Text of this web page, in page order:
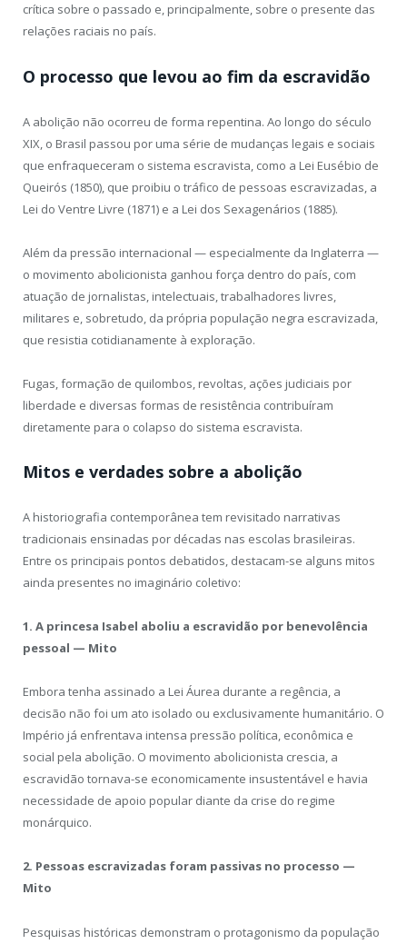
crítica sobre o passado e, principalmente, sobre o presente das
relações raciais no país.
O processo que levou ao fim da escravidão
A abolição não ocorreu de forma repentina. Ao longo do século
XIX, o Brasil passou por uma série de mudanças legais e sociais
que enfraqueceram o sistema escravista, como a Lei Eusébio de
Queirós (1850), que proibiu o tráfico de pessoas escravizadas, a
Lei do Ventre Livre (1871) e a Lei dos Sexagenários (1885).
Além da pressão internacional — especialmente da Inglaterra —
o movimento abolicionista ganhou força dentro do país, com
atuação de jornalistas, intelectuais, trabalhadores livres,
militares e, sobretudo, da própria população negra escravizada,
que resistia cotidianamente à exploração.
Fugas, formação de quilombos, revoltas, ações judiciais por
liberdade e diversas formas de resistência contribuíram
diretamente para o colapso do sistema escravista.
Mitos e verdades sobre a abolição
A historiografia contemporânea tem revisitado narrativas
tradicionais ensinadas por décadas nas escolas brasileiras.
Entre os principais pontos debatidos, destacam-se alguns mitos
ainda presentes no imaginário coletivo:
1. A princesa Isabel aboliu a escravidão por benevolência
pessoal — Mito
Embora tenha assinado a Lei Áurea durante a regência, a
decisão não foi um ato isolado ou exclusivamente humanitário. O
Império já enfrentava intensa pressão política, econômica e
social pela abolição. O movimento abolicionista crescia, a
escravidão tornava-se economicamente insustentável e havia
necessidade de apoio popular diante da crise do regime
monárquico.
2. Pessoas escravizadas foram passivas no processo —
Mito
Pesquisas históricas demonstram o protagonismo da população